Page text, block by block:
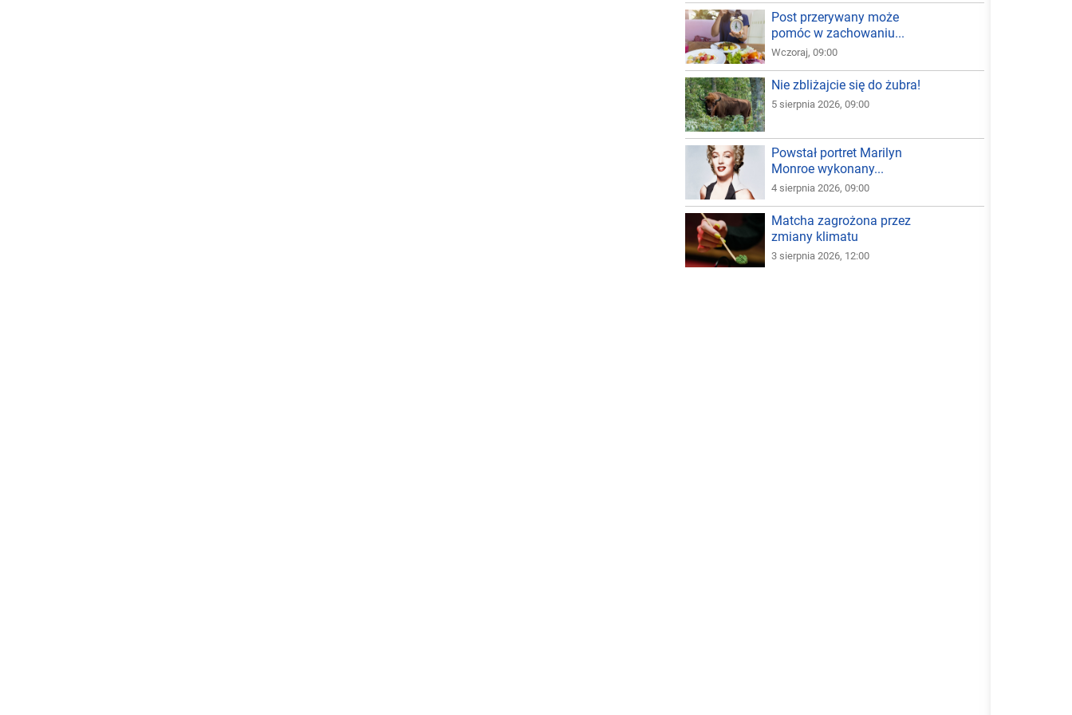
Post przerywany może
pomóc w zachowaniu...
Wczoraj, 09:00
Nie zbliżajcie się do żubra!
5 sierpnia 2026, 09:00
Powstał portret Marilyn
Monroe wykonany...
4 sierpnia 2026, 09:00
Matcha zagrożona przez
zmiany klimatu
3 sierpnia 2026, 12:00